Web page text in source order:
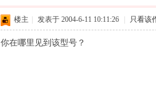
楼主 发表于 2004-6-11 10:11:26 只看该
你在哪里见到该型号？